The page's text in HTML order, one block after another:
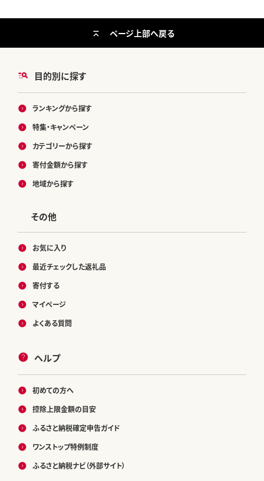
目的別に探す
ランキングから探す
特集・キャンペーン
カテゴリーから探す
寄付金額から探す
地域から探す
その他
お気に入り
最近チェックした返礼品
寄付する
マイページ
よくある質問
ヘルプ
初めての方へ
控除上限金額の目安
ふるさと納税確定申告ガイド
ワンストップ特例制度
ふるさと納税ナビ（外部サイト）
ページ上部へ戻る